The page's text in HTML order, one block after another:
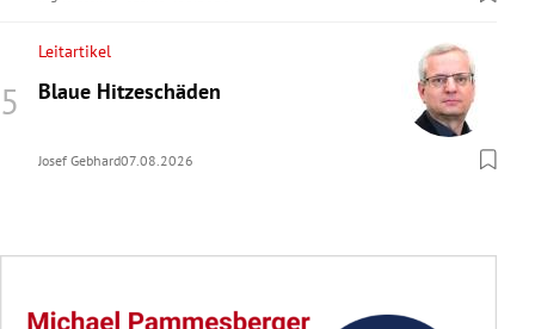
Leitartikel
Blaue Hitzeschäden
Josef Gebhard07.08.2026